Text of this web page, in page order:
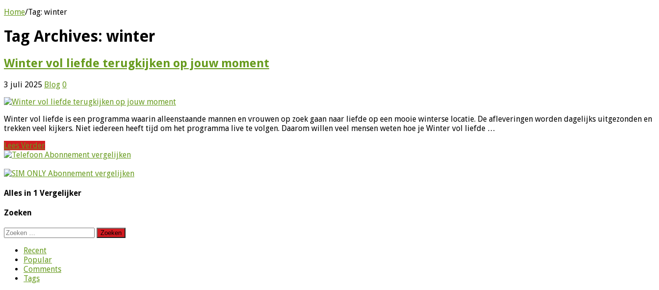
Home/Tag: winter
Tag Archives: winter
Winter vol liefde terugkijken op jouw moment
3 juli 2025 Blog 0
Winter vol liefde is een programma waarin alleenstaande mannen en vrouwen op zoek gaan naar liefde op een mooie winterse locatie. De afleveringen worden dagelijks uitgezonden en
trekken veel kijkers. Niet iedereen heeft tijd om het programma live te volgen. Daarom willen veel mensen weten hoe je Winter vol liefde …
Lees Verder
Alles in 1 Vergelijker
Zoeken
Zoeken
Recent
Popular
Comments
Tags